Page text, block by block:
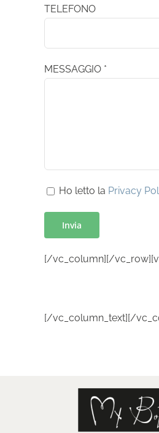
TELEFONO
MESSAGGIO *
Ho letto la Privacy
[/vc_column][/
[/vc_column_text][/